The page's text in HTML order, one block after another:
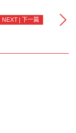
NEXT | 下一篇